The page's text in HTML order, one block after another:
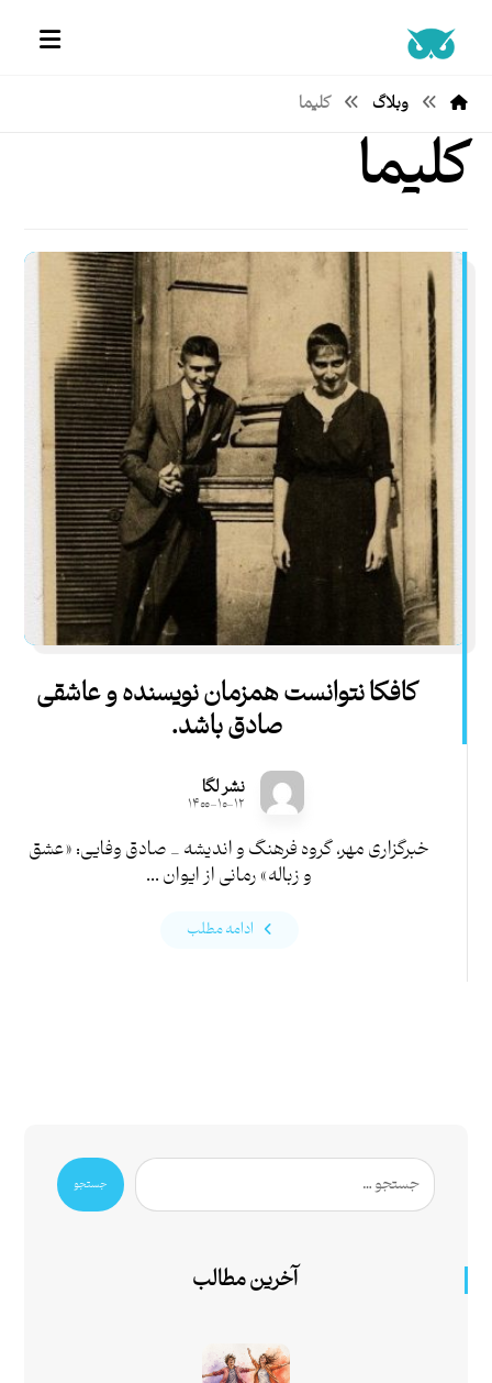
وبلاگ کلیما
کلیما
کافکا نتوانست همزمان نویسنده و عاشقی
صادق باشد.
نشر لگا
۱۴۰۰-۱۰-۱۲
خبرگزاری مهر، گروه فرهنگ و اندیشه _ صادق وفایی: «عشق
و زباله» رمانی از ایوان ...
ادامه مطلب
جستجو
آخرین مطالب